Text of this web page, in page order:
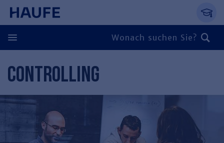
Springe direkt zum Hauptinhalt, zur
Zum Hauptinhalt springen
Zur Navigation springen
Zur Suche springen
Zurück
Zurück
Steuern & Rechnungswesen
Zurück
CONTROLLING